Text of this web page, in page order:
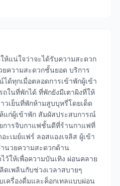
ห้แน่ใจว่าจะได้รับความสะดวก
ความสะดวกชั้นยอด บริการ
ด้ทุกเมื่อตลอดการเข้าพักผู้เข้า
ในที่พักได้ ที่พักยังมีเตาผิงที่ให้
เย็นที่พักห้ามสูบบุหรี่โดยเด็ด
แก่ผู้เข้าพัก สัมผัสประสบการณ์
การจิบกาแฟชั้นดีที่ร้านกาแฟที่
ะเมย์แฟร์ ลอสแองเจลิส ผู้เข้า
นวยความสะดวกด้าน
ให้เพื่อความบันเทิง ผ่อนคลาย
เพลินกับช่วงเวลาสบายๆ
ครื่องดื่มและค็อกเทลแบบผ่อน